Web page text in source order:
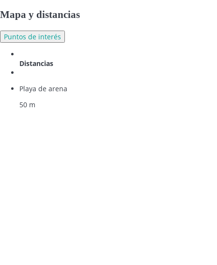
Mapa y distancias
Puntos de interés
Distancias
Playa de arena
50 m